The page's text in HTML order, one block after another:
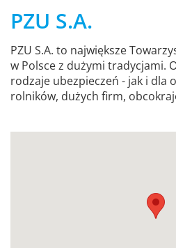
PZU S.A.
PZU S.A. to największe
w Polsce z dużymi tradycjami.
rodzaje ubezpieczeń - jak i dla
rolników, dużych firm,